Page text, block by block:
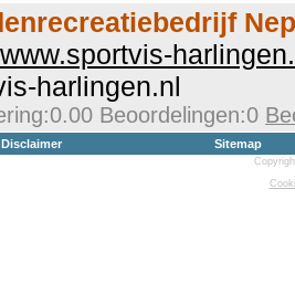
harlingen.nl
Beoordelingen:0
Disclaimer Sitemap